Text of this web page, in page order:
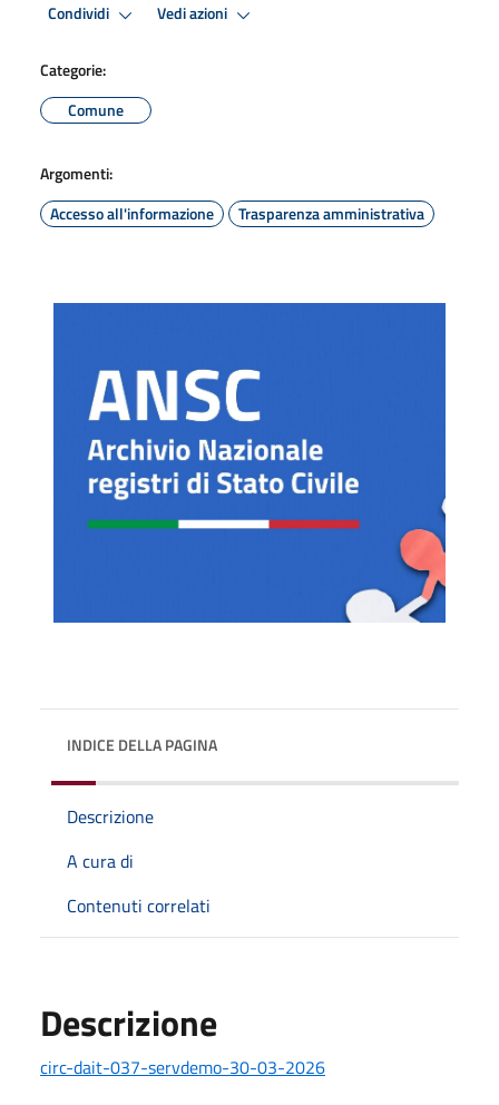
Condividi Vedi azioni
Categorie:
Comune
Argomenti:
Accesso all'informazione
Trasparenza amministrativa
INDICE DELLA PAGINA
Descrizione
A cura di
Contenuti correlati
Descrizione
circ-dait-037-servdemo-30-03-2026